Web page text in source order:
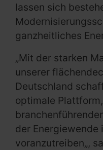
lassen sich
ganzheitliches
„Mit der starken
unserer
Deutschland
optimale
der
voranzutreiben„,